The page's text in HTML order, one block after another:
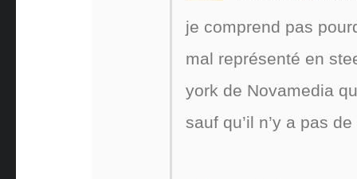
je comprend pas
mal représenté en
york de Novamedia
sauf qu’il n’y a pas de